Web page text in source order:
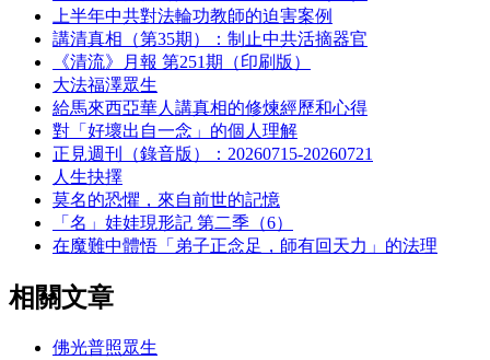
上半年中共對法輪功教師的迫害案例
講清真相（第35期）：制止中共活摘器官
《清流》月報 第251期（印刷版）
大法福澤眾生
給馬來西亞華人講真相的修煉經歷和心得
對「好壞出自一念」的個人理解
正見週刊（錄音版）：20260715-20260721
人生抉擇
莫名的恐懼，來自前世的記憶
「名」娃娃現形記 第二季（6）
在魔難中體悟「弟子正念足，師有回天力」的法理
相關文章
佛光普照眾生